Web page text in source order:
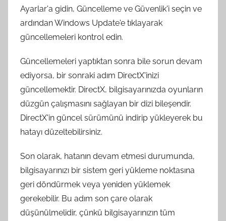
Ayarlar'a gidin, Güncelleme ve Güvenlik'i seçin ve
ardından Windows Update'e tıklayarak
güncellemeleri kontrol edin.
Güncellemeleri yaptıktan sonra bile sorun devam
ediyorsa, bir sonraki adım DirectX'inizi
güncellemektir. DirectX, bilgisayarınızda oyunların
düzgün çalışmasını sağlayan bir dizi bileşendir.
DirectX'in güncel sürümünü indirip yükleyerek bu
hatayı düzeltebilirsiniz.
Son olarak, hatanın devam etmesi durumunda,
bilgisayarınızı bir sistem geri yükleme noktasına
geri döndürmek veya yeniden yüklemek
gerekebilir. Bu adım son çare olarak
düşünülmelidir, çünkü bilgisayarınızın tüm